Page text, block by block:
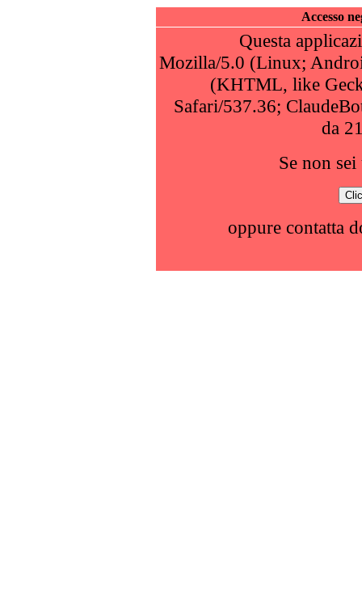
Accesso
Questa
Mozilla/5.0 (Linux;
(KHTML, like
Safari/537.36;
da
Se non
oppure contatta